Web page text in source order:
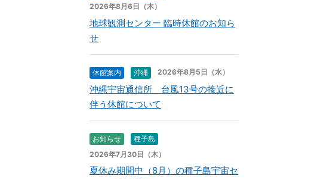
2026年8月6日（木）
地球観測センター 臨時休館のお知ら
せ
休館案内 沖縄 2026年8月5日（水）
沖縄宇宙通信所 台風13号の接近に
伴う休館について
お知らせ
種子島
2026年7月30日（木）
夏休み期間中（8月）の種子島宇宙セ